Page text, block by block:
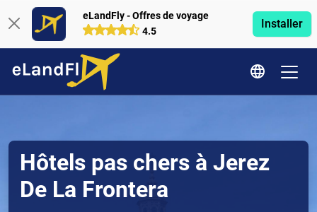
eLandFly - Offres de voyage
4.5
Installer
Hôtels pas chers à Jerez
De La Frontera